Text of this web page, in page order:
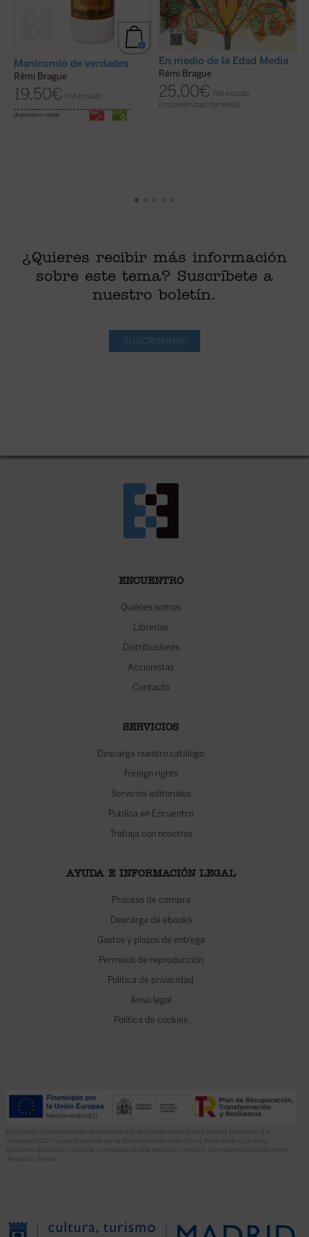
Manicomio de verdades
Rémi Brague
19,50€ IVA incluido
disponible en ebook:
En medio de la Edad Media
Rémi Brague
25,00€ IVA incluido
(Impresión bajo demanda)
¿Quieres recibir más información
sobre este tema? Suscríbete a
nuestro boletín.
SUSCRIBIRME
ENCUENTRO
Quiénes somos
Librerías
Distribuidores
Accionistas
Contacto
SERVICIOS
Descarga nuestro catálogo
Foreign rights
Servicios editoriales
Publica en Encuentro
Trabaja con nosotros
AYUDA E INFORMACIÓN LEGAL
Proceso de compra
Descarga de ebooks
Gastos y plazos de entrega
Permisos de reproducción
Política de privacidad
Aviso legal
Política de cookies
El proyecto “Implementación de herramientas de Gestión Editorial en Ediciones Encuentro, S.A.
anualidad 2022” ha sido financiado por la Dirección General del Libro y Fomento de la Lectura,
Ministerio de Cultura y Deporte. La finalidad de este apoyo es contribuir a la modernización de pymes
del sector del libro.